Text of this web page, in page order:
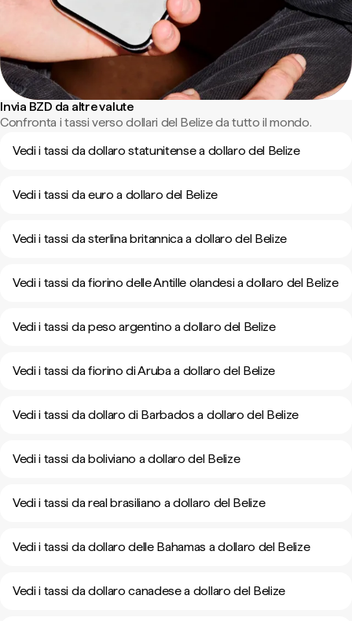
Invia BZD da altre valute
Confronta i tassi verso dollari del Belize da tutto il mondo.
Vedi i tassi da dollaro statunitense a dollaro del Belize
Vedi i tassi da euro a dollaro del Belize
Vedi i tassi da sterlina britannica a dollaro del Belize
Vedi i tassi da fiorino delle Antille olandesi a dollaro del Belize
Vedi i tassi da peso argentino a dollaro del Belize
Vedi i tassi da fiorino di Aruba a dollaro del Belize
Vedi i tassi da dollaro di Barbados a dollaro del Belize
Vedi i tassi da boliviano a dollaro del Belize
Vedi i tassi da real brasiliano a dollaro del Belize
Vedi i tassi da dollaro delle Bahamas a dollaro del Belize
Vedi i tassi da dollaro canadese a dollaro del Belize